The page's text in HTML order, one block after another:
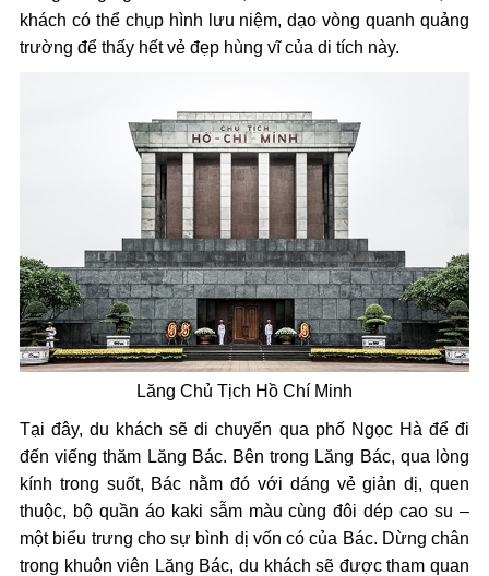
khách có thể chụp hình lưu niệm, dạo vòng quanh quảng
trường để thấy hết vẻ đẹp hùng vĩ của di tích này.
Lăng Chủ Tịch Hồ Chí Minh
Tại đây, du khách sẽ di chuyển qua phố Ngọc Hà để đi
đến viếng thăm Lăng Bác. Bên trong Lăng Bác, qua lòng
kính trong suốt, Bác nằm đó với dáng vẻ giản dị, quen
thuộc, bộ quần áo kaki sẫm màu cùng đôi dép cao su –
một biểu trưng cho sự bình dị vốn có của Bác. Dừng chân
trong khuôn viên Lăng Bác, du khách sẽ được tham quan